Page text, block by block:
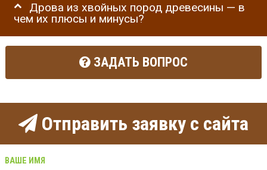
Дрова из хвойных пород древесины — в
чем их плюсы и минусы?
ЗАДАТЬ ВОПРОС
Отправить заявку с сайта
ВАШЕ ИМЯ